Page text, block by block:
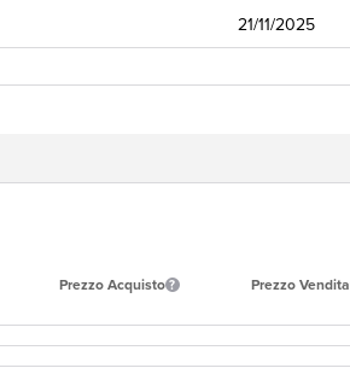
21/11/2025
Prezzo Acquisto Prezzo Vendita